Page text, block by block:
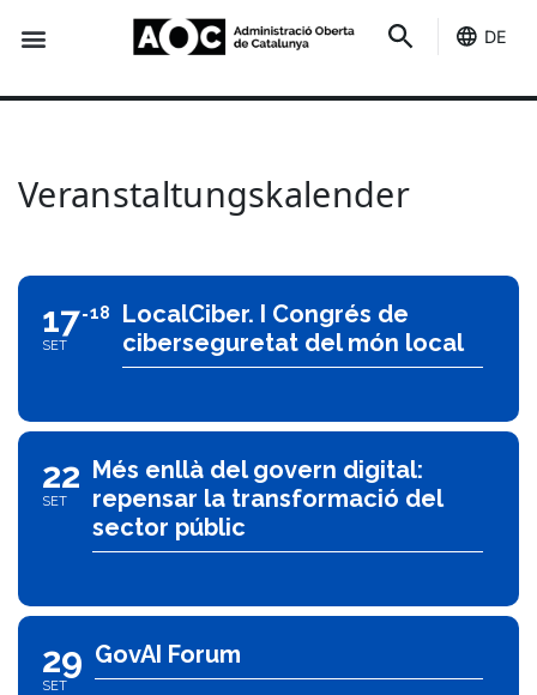
DE
Veranstaltungskalender
17
SET
18
LocalCiber. I Congrés de
ciberseguretat del món local
22
SET
Més enllà del govern digital:
repensar la transformació del
sector públic
29
SET
GovAI Forum